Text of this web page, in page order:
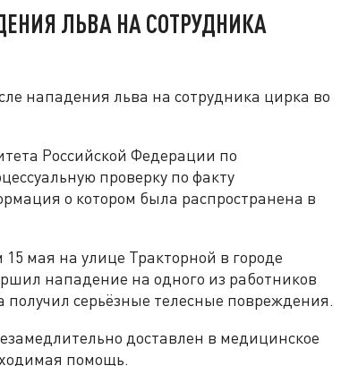
ЛЬВА НА СОТРУДНИКА
нападения льва на сотрудника цирка во
Российской Федерации по
проверку по факту
о котором была распространена в
мая на улице Тракторной в городе
нападение на одного из работников
получил серьёзные телесные повреждения.
доставлен в медицинское
помощь.